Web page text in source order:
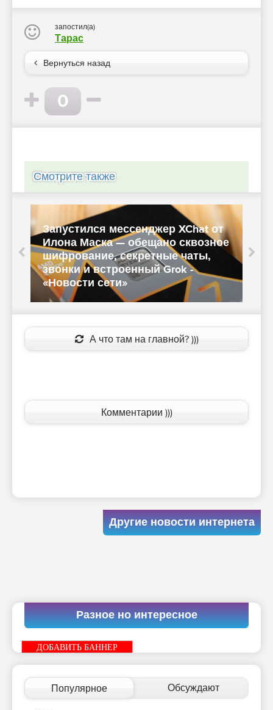
запостил(а)
Тарас
Вернуться назад
0
Смотрите также
Запустился мессенджер XChat от
Илона Маска — обещано сквозное
шифрование, секретные чаты,
звонки и встроенный Grok -
«Новости сети»
А что там на главной? )))
Комментарии )))
Другие новости интернета
Разное но интересное
ДОБАВИТЬ БАННЕР
Популярное Обсуждают